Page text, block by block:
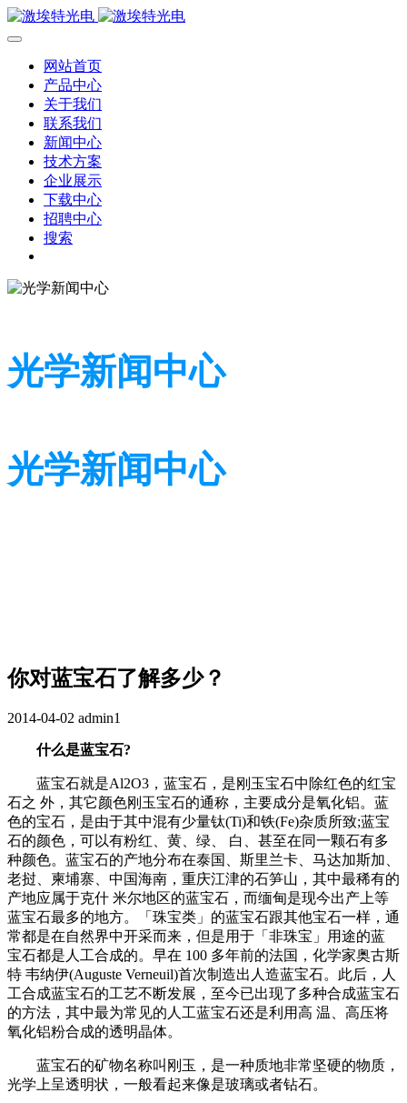
网站首页
产品中心
关于我们
联系我们
新闻中心
技术方案
企业展示
下载中心
招聘中心
搜索
光学新闻中心
光学新闻中心
你对蓝宝石了解多少？
2014-04-02 admin1
什么是蓝宝石?
蓝宝石就是Al2O3，蓝宝石，是刚玉宝石中除红色的红宝
石之 外，其它颜色刚玉宝石的通称，主要成分是氧化铝。蓝
色的宝石，是由于其中混有少量钛(Ti)和铁(Fe)杂质所致;蓝宝
石的颜色，可以有粉红、黄、绿、 白、甚至在同一颗石有多
种颜色。蓝宝石的产地分布在泰国、斯里兰卡、马达加斯加、
老挝、柬埔寨、中国海南，重庆江津的石笋山，其中最稀有的
产地应属于克什 米尔地区的蓝宝石，而缅甸是现今出产上等
蓝宝石最多的地方。「珠宝类」的蓝宝石跟其他宝石一样，通
常都是在自然界中开采而来，但是用于「非珠宝」用途的蓝
宝石都是人工合成的。早在 100 多年前的法国，化学家奥古斯
特 韦纳伊(Auguste Verneuil)首次制造出人造蓝宝石。此后，人
工合成蓝宝石的工艺不断发展，至今已出现了多种合成蓝宝石
的方法，其中最为常见的人工蓝宝石还是利用高 温、高压将
氧化铝粉合成的透明晶体。
蓝宝石的矿物名称叫刚玉，是一种质地非常坚硬的物质，
光学上呈透明状，一般看起来像是玻璃或者钻石。